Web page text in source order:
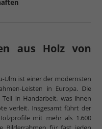
aus Holz von
Ulm ist einer der modernsten
Leisten in Europa. Die
in Handarbeit, was ihnen
verleit. Insgesamt führt der
mit mehr als 1.600